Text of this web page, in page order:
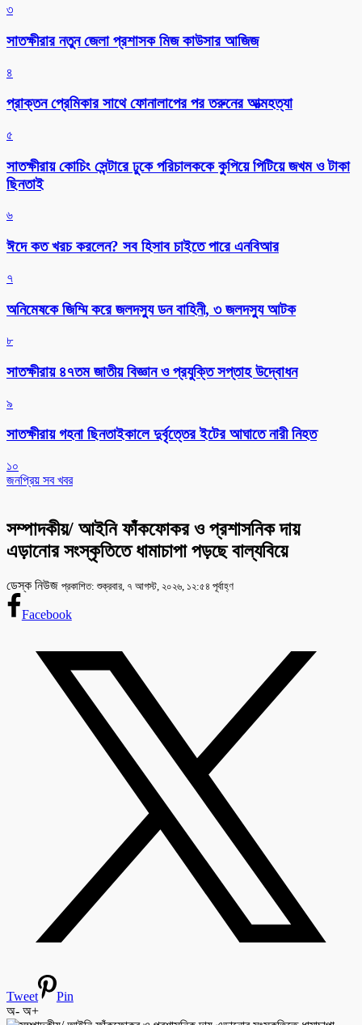
৩
সাতক্ষীরার নতুন জেলা প্রশাসক মিজ কাউসার আজিজ
৪
প্রাক্তন প্রেমিকার সাথে ফোনালাপের পর তরুনের আত্মহত্যা
৫
সাতক্ষীরায় কোচিং সেন্টারে ঢুকে পরিচালককে কুপিয়ে পিটিয়ে জখম ও টাকা
ছিনতাই
৬
ঈদে কত খরচ করলেন? সব হিসাব চাইতে পারে এনবিআর
৭
অনিমেষকে জিম্মি করে জলদস্যু ডন বাহিনী, ৩ জলদস্যু আটক
৮
সাতক্ষীরায় ৪৭তম জাতীয় বিজ্ঞান ও প্রযুক্তি সপ্তাহ উদ্বোধন
৯
সাতক্ষীরায় গহনা ছিনতাইকালে দুর্বৃত্তের ইটের আঘাতে নারী নিহত
১০
জনপ্রিয় সব খবর
সম্পাদকীয়/ আইনি ফাঁকফোকর ও প্রশাসনিক দায়
এড়ানোর সংস্কৃতিতে ধামাচাপা পড়ছে বাল্যবিয়ে
ডেস্ক নিউজ প্রকাশিত: শুক্রবার, ৭ আগস্ট, ২০২৬, ১২:৫৪ পূর্বাহ্ণ
Facebook
Tweet
Pin
অ- অ+